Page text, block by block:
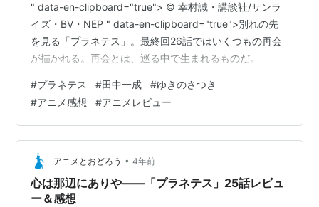
" data-en-clipboard="true"> © 幸村誠・講談社/サンラ
イズ・BV・NEP " data-en-clipboard="true">別れの先
を見る「プラネテス」。最終回26話ではいくつもの再会
が描かれる。再会とは、巡る中で生まれるものだ。
#プラネテス #田中一成 #ゆきのさつき
#アニメ感想 #アニメレビュー
アニメとおどろう • 4年前
心は那辺にありや――「プラネテス」25話レビュ
ー＆感想